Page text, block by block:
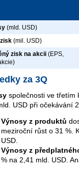
(mld. USD)
(mil. USD)
zisk na akcii (EPS,
za 3Q
společnosti ve třetím
USD při očekávání
Výnosy z produktů
meziroční růst o 31 %.
USD.
Výnosy z
% na 2,41 mld. USD.